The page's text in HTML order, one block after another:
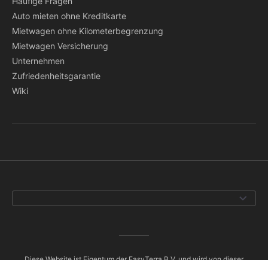
Auto mieten ohne Kreditkarte
Mietwagen ohne Kilometerbegrenzung
Mietwagen Versicherung
Unternehmen
Zufriedenheitsgarantie
Wiki